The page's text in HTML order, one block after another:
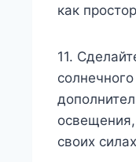
как
11.
своих